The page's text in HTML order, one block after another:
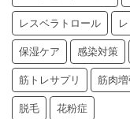
レスベラトロール
保湿ケア 感染対策
筋トレサプリ 筋肉増
脱毛 花粉症